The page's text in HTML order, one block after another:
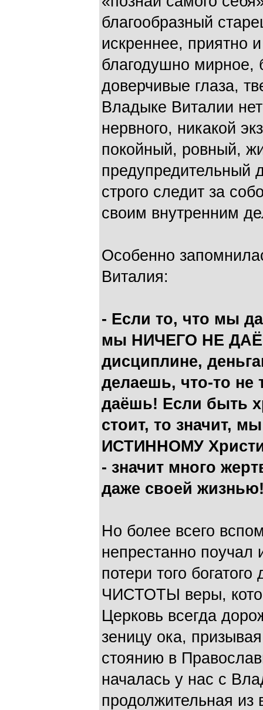
благообразный
искреннее, приятно
благодушно мирное,
доверчивые глаза,
Владыке Виталии
нервного, никакой
покойный, ровный,
предупредительный
строго следит за
своим внутренним
Особенно
Виталия:
- Если то, что мы
мы НИЧЕГО НЕ
дисциплине,
делаешь, что-то
даёшь! Если быть
стоит, то значит,
ИСТИННОМУ
- значит много
даже своей
Но более всего
непрестанно поучал
потери того
ЧИСТОТЫ веры,
Церковь всегда
зеницу ока,
стоянию в
началась у нас с
продолжительная